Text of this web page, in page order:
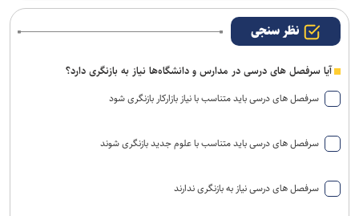
نظر سنجی
آیا سرفصل های درسی در مدارس و دانشگاه‌ها نیاز به بازنگری دارد؟
سرفصل های درسی باید متناسب با نیاز بازارکار بازنگری شود
سرفصل های درسی باید متناسب با علوم جدید بازنگری شوند
سرفصل های درسی نیاز به بازنگری ندارند